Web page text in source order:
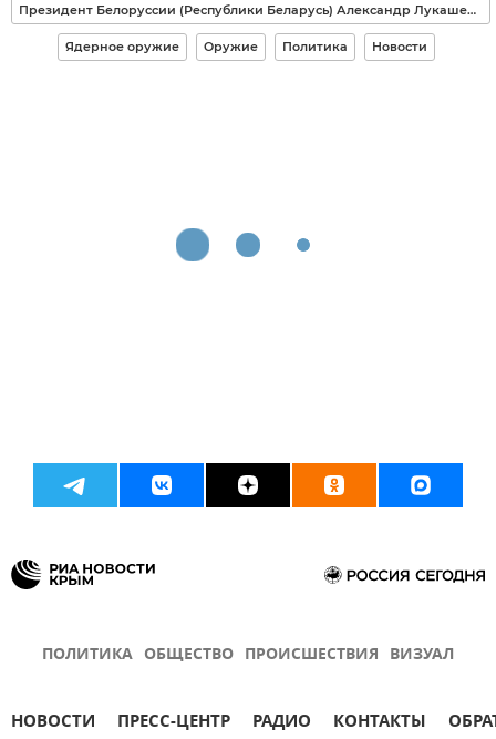
Президент Белоруссии (Республики Беларусь) Александр Лукашенко
Ядерное оружие Оружие Политика Новости
ПОЛИТИКА ОБЩЕСТВО ПРОИСШЕСТВИЯ ВИЗУАЛ
НОВОСТИ ПРЕСС-ЦЕНТР РАДИО КОНТАКТЫ